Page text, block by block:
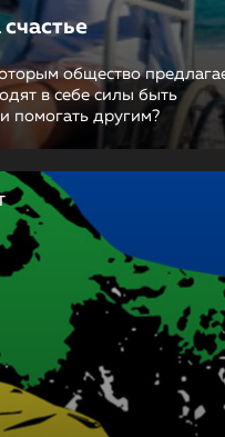
общество
в себе силы быть
помогать другим?